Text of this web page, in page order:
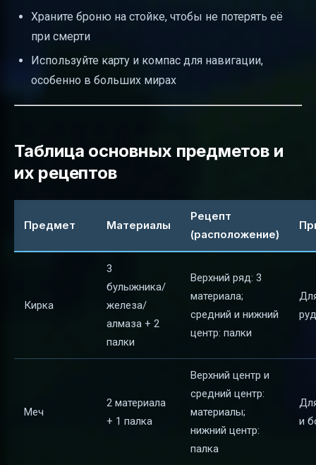
Храните броню на стойке, чтобы не потерять её
при смерти
Используйте карту и компас для навигации,
особенно в больших мирах
Таблица основных предметов и
их рецептов
Предмет Материалы
Рецепт
(расположение)
Кирка
3
булыжника/
железа/
алмаза + 2
палки
Верхний ряд: 3
материала;
средний и нижний
центр: палки
Меч
2 материала
+ 1 палка
Верхний центр и
средний центр:
материалы;
нижний центр:
палка
и